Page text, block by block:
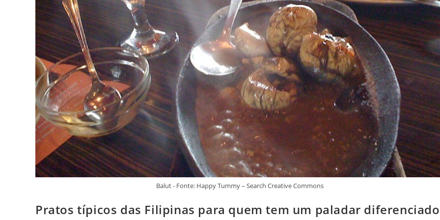
Balut - Fonte: Happy Tummy – Search Creative Commons
Pratos típicos das Filipinas para quem tem um paladar